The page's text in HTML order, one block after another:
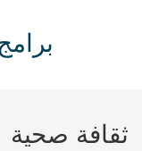
ثقافة صحية